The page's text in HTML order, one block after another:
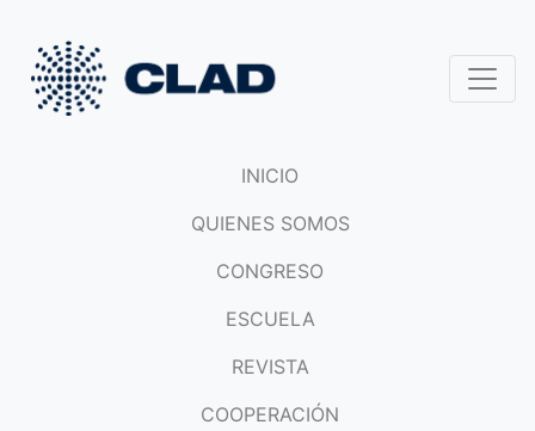
INICIO
QUIENES SOMOS
CONGRESO
ESCUELA
REVISTA
COOPERACIÓN